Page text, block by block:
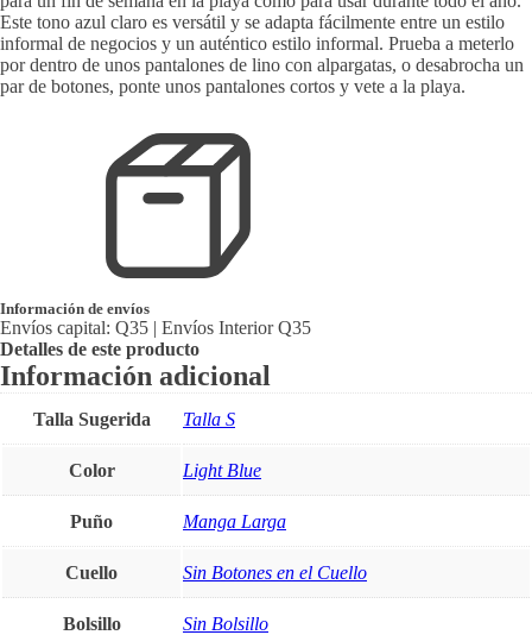
Este tono azul claro es versátil y se adapta fácilmente entre un estilo
informal de negocios y un auténtico estilo informal. Prueba a meterlo
por dentro de unos pantalones de lino con alpargatas, o desabrocha un
par de botones, ponte unos pantalones cortos y vete a la playa.
Información de envíos
Envíos capital: Q35 | Envíos Interior Q35
Detalles de este producto
Información adicional
Talla Sugerida Talla S
Color Light Blue
Puño Manga Larga
Cuello Sin Botones en el Cuello
Bolsillo Sin Bolsillo